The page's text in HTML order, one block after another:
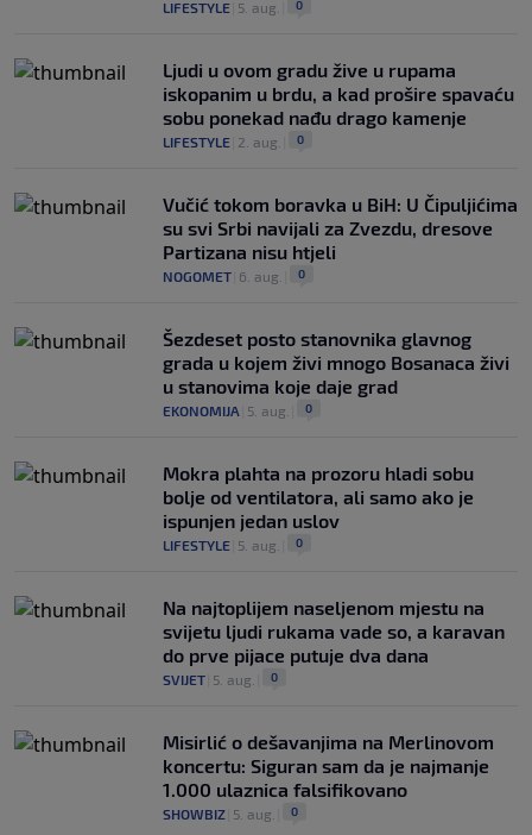
LIFESTYLE 5. aug. 0
Ljudi u ovom gradu žive u rupama
iskopanim u brdu, a kad prošire spavaću
sobu ponekad nađu drago kamenje
LIFESTYLE 2. aug. 0
Vučić tokom boravka u BiH: U Čipuljićima
su svi Srbi navijali za Zvezdu, dresove
Partizana nisu htjeli
NOGOMET 6. aug. 0
Šezdeset posto stanovnika glavnog
grada u kojem živi mnogo Bosanaca živi
u stanovima koje daje grad
EKONOMIJA 5. aug. 0
Mokra plahta na prozoru hladi sobu
bolje od ventilatora, ali samo ako je
ispunjen jedan uslov
LIFESTYLE 5. aug. 0
Na najtoplijem naseljenom mjestu na
svijetu ljudi rukama vade so, a karavan
do prve pijace putuje dva dana
SVIJET 5. aug. 0
Misirlić o dešavanjima na Merlinovom
koncertu: Siguran sam da je najmanje
1.000 ulaznica falsifikovano
SHOWBIZ 5. aug. 0